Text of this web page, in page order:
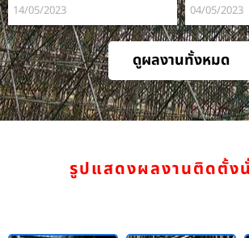
14/05/2023 04/05/2023
ดูผลงานทั้งหมด
รูปแสดงผลงานติดตั้ง